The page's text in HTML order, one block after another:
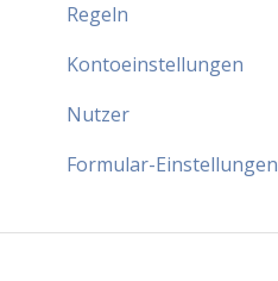
Regeln
Kontoeinstellungen
Nutzer
Formular-Einstellungen